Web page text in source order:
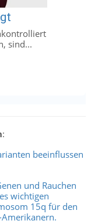
sind...
:
beeinflussen
und Rauchen
wichtigen
15q für den